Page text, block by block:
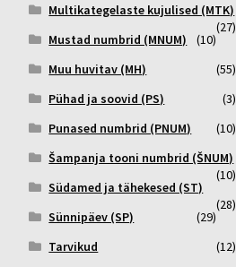
Multikategelaste kujulised (MTK)
(27)
Mustad numbrid (MNUM)
(10)
Muu huvitav (MH)
(55)
Pühad ja soovid (PS)
(3)
Punased numbrid (PNUM)
(10)
Šampanja tooni numbrid (ŠNUM)
(10)
Südamed ja tähekesed (ST)
(28)
Sünnipäev (SP)
(29)
Tarvikud
(12)